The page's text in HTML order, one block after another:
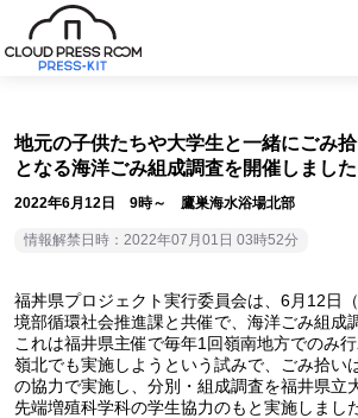
地元の子供たちや大学生と一緒にごみ
となる海洋ごみ組成調査を開催しました
2022年6月12日 9時～ 鷹巣海水浴場北部
情報解禁日時：2022年07月01日 03時52分
福丼県プロジェクト実行委員会は、6月12日
境部循環社会推進課と共催で、海洋ごみ組成
これは福井県主催で毎年1回嶺南地方でのみ行
嶺北でも実施しようという試みで、ごみ拾い
の協力で実施し、分別・組成調査を福井県立
先端増殖科学科の学生協力のもと実施しまし